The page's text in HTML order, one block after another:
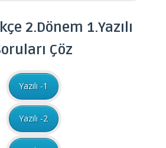
2.Dönem 1.Yazılı
Çöz
Yazılı -1
Yazılı -2